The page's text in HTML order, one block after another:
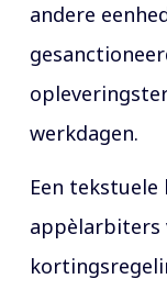
andere
werkdagen.
Een
appèlarbiters